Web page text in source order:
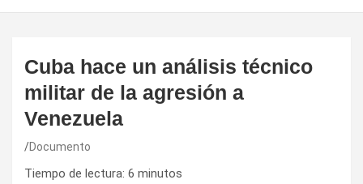
Cuba hace un análisis técnico
militar de la agresión a
Venezuela
Documento
Tiempo de lectura: 6 minutos